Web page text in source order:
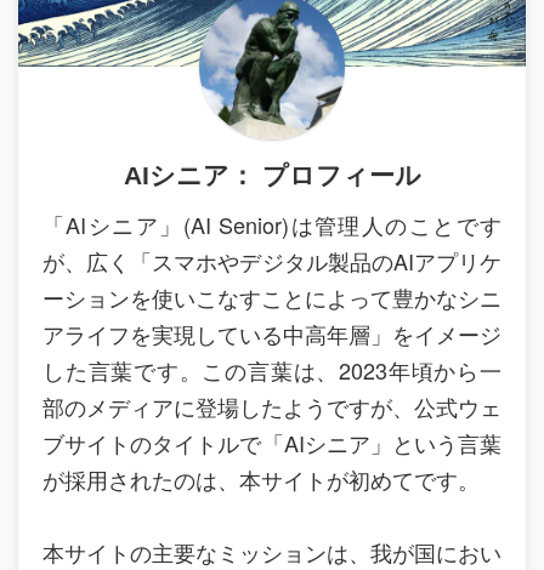
AIシニア： プロフィール
「AIシニア」(AI Senior)は管理人のことです
が、広く「スマホやデジタル製品のAIアプリケ
ーションを使いこなすことによって豊かなシニ
アライフを実現している中高年層」をイメージ
した言葉です。この言葉は、2023年頃から一
部のメディアに登場したようですが、公式ウェ
ブサイトのタイトルで「AIシニア」という言葉
が採用されたのは、本サイトが初めてです。
本サイトの主要なミッションは、我が国におい